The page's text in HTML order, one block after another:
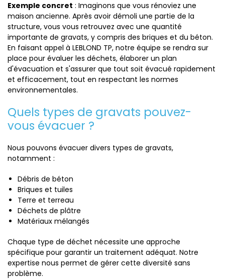
Exemple concret : Imaginons que vous rénoviez une
maison ancienne. Après avoir démoli une partie de la
structure, vous vous retrouvez avec une quantité
importante de gravats, y compris des briques et du béton.
En faisant appel à LEBLOND TP, notre équipe se rendra sur
place pour évaluer les déchets, élaborer un plan
d'évacuation et s'assurer que tout soit évacué rapidement
et efficacement, tout en respectant les normes
environnementales.
Quels types de gravats pouvez-
vous évacuer ?
Nous pouvons évacuer divers types de gravats,
notamment :
Débris de béton
Briques et tuiles
Terre et terreau
Déchets de plâtre
Matériaux mélangés
Chaque type de déchet nécessite une approche
spécifique pour garantir un traitement adéquat. Notre
expertise nous permet de gérer cette diversité sans
problème.